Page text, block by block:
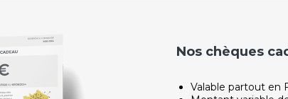
Nos chèques
Valable partout en